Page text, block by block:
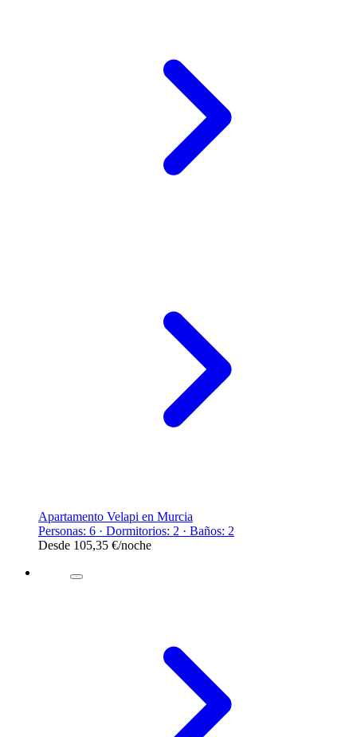
Apartamento Velapi en Murcia
Personas: 6 · Dormitorios: 2 · Baños: 2
Desde 105,35 €/noche